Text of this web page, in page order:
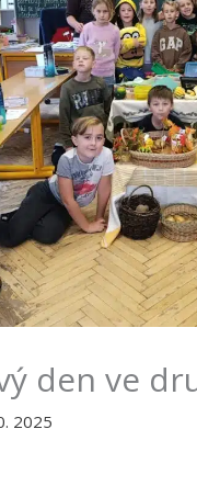
den ve
2025